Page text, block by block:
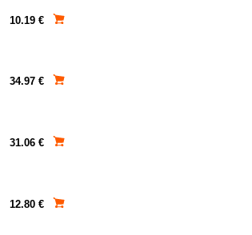
10.19 €
34.97 €
31.06 €
12.80 €